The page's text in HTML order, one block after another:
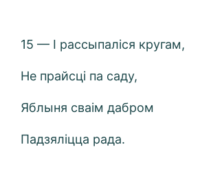
15 — І рассыпаліся кругам,
Не прайсці па саду,
Яблыня сваім дабром
Падзяліцца рада.